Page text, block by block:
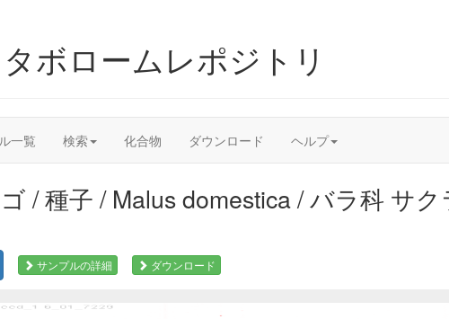
ボロームレポジトリ
一覧 検索 化合物 ダウンロード ヘルプ
/ 種子 / Malus domestica / バラ科 サ
サンプルの詳細 ダウンロード